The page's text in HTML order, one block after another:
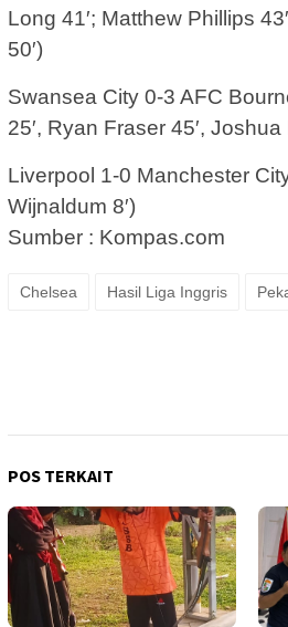
Long 41′; Matthew Phillips
50′)
Swansea City 0-3 AFC
25′, Ryan Fraser 45′, Joshua
Liverpool 1-0 Manchester
Wijnaldum 8′)
Sumber : Kompas.com
Chelsea Hasil Liga Inggris
POS TERKAIT